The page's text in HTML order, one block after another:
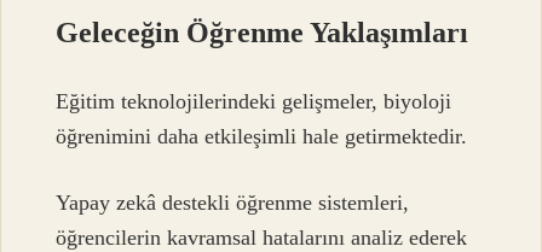
Geleceğin Öğrenme Yaklaşımları
Eğitim teknolojilerindeki gelişmeler, biyoloji
öğrenimini daha etkileşimli hale getirmektedir.
Yapay zekâ destekli öğrenme sistemleri,
öğrencilerin kavramsal hatalarını analiz ederek